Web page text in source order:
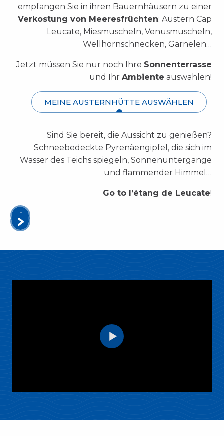
empfangen Sie in ihren Bauernhäusern zu einer
Verkostung von Meeresfrüchten: Austern Cap
Leucate, Miesmuscheln, Venusmuscheln,
Wellhornschnecken, Garnelen…
Jetzt müssen Sie nur noch Ihre Sonnenterrasse
und Ihr Ambiente auswählen!
MEINE AUSTERNHÜTTE AUSWÄHLEN
Sind Sie bereit, die Aussicht zu genießen?
Schneebedeckte Pyrenäengipfel, die sich im
Wasser des Teichs spiegeln, Sonnenuntergänge
und flammender Himmel…
Go to l’étang de Leucate!